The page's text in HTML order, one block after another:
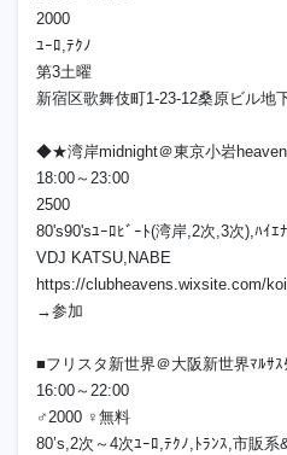
2000
ﾕｰﾛ,ﾃｸﾉ
第3土曜
新宿区歌舞伎町1-23-12桑原ビル地
◆★湾岸midnight＠東京小岩
18:00～23:00
2500
80's90'sﾕｰﾛﾋﾞｰﾄ(湾岸,2次,3次),ﾊｲｴ
VDJ KATSU,NABE
https://clubheavens.wixsite.com/
→参加
■フリスタ新世界＠大阪新世界ﾏﾙｻｽ
16:00～22:00
♂2000 ♀無料
80’s,2次～4次ﾕｰﾛ,ﾃｸﾉ,ﾄﾗﾝｽ,市販系